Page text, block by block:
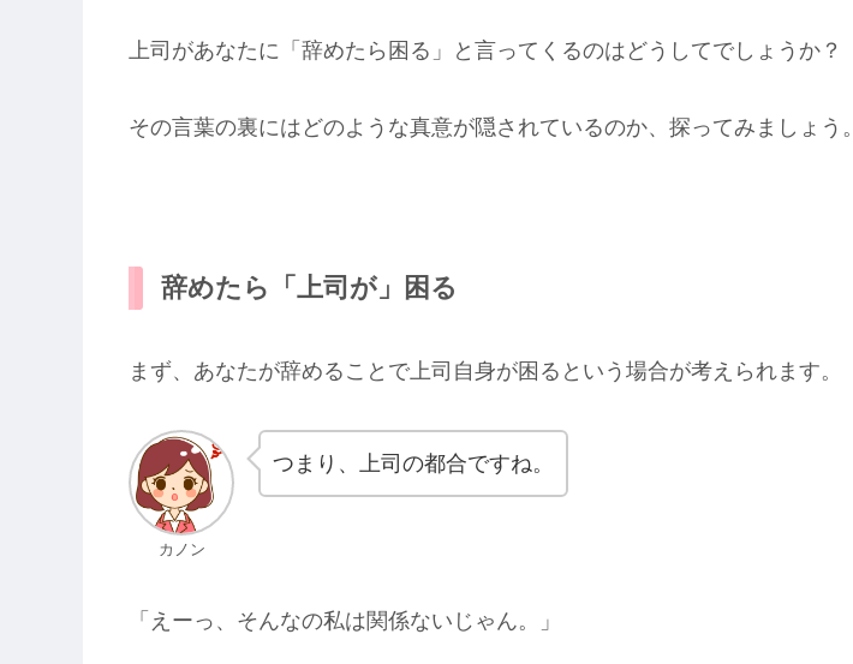
上司があなたに「辞めたら困る」と言ってくるのはどうしてでしょうか？
その言葉の裏にはどのような真意が隠されているのか、探ってみましょう。
辞めたら「上司が」困る
まず、あなたが辞めることで上司自身が困るという場合が考えられます。
カノン
つまり、上司の都合ですね。
「えーっ、そんなの私は関係ないじゃん。」